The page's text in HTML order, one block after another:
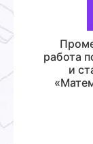
работа
и